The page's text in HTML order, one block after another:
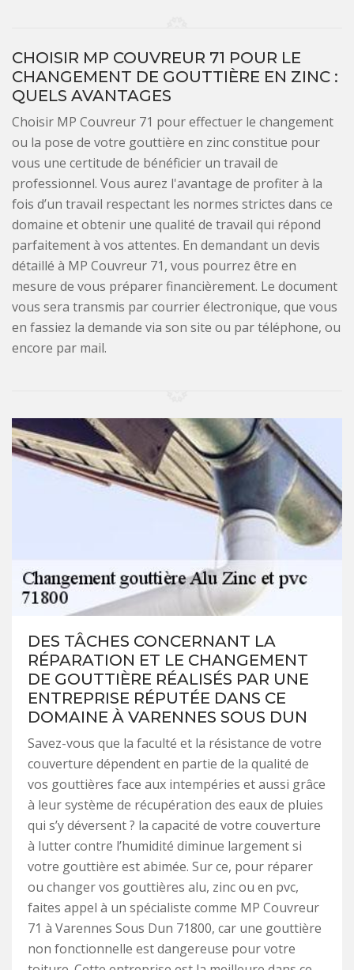
CHOISIR MP COUVREUR 71 POUR LE
CHANGEMENT DE GOUTTIÈRE EN ZINC :
QUELS AVANTAGES
Choisir MP Couvreur 71 pour effectuer le changement
ou la pose de votre gouttière en zinc constitue pour
vous une certitude de bénéficier un travail de
professionnel. Vous aurez l'avantage de profiter à la
fois d’un travail respectant les normes strictes dans ce
domaine et obtenir une qualité de travail qui répond
parfaitement à vos attentes. En demandant un devis
détaillé à MP Couvreur 71, vous pourrez être en
mesure de vous préparer financièrement. Le document
vous sera transmis par courrier électronique, que vous
en fassiez la demande via son site ou par téléphone, ou
encore par mail.
DES TÂCHES CONCERNANT LA
RÉPARATION ET LE CHANGEMENT
DE GOUTTIÈRE RÉALISÉS PAR UNE
ENTREPRISE RÉPUTÉE DANS CE
DOMAINE À VARENNES SOUS DUN
Savez-vous que la faculté et la résistance de votre
couverture dépendent en partie de la qualité de
vos gouttières face aux intempéries et aussi grâce
à leur système de récupération des eaux de pluies
qui s’y déversent ? la capacité de votre couverture
à lutter contre l’humidité diminue largement si
votre gouttière est abimée. Sur ce, pour réparer
ou changer vos gouttières alu, zinc ou en pvc,
faites appel à un spécialiste comme MP Couvreur
71 à Varennes Sous Dun 71800, car une gouttière
non fonctionnelle est dangereuse pour votre